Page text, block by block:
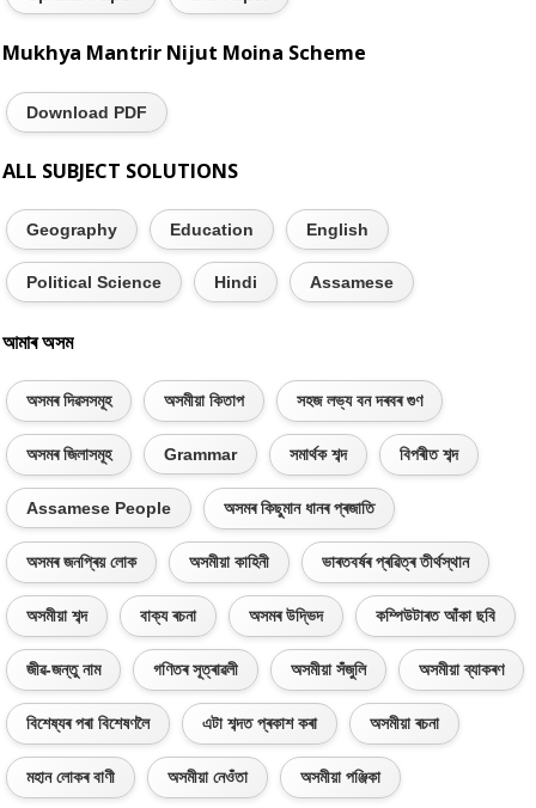
Mukhya Mantrir Nijut Moina Scheme
Download PDF
ALL SUBJECT SOLUTIONS
Geography Education English
Political Science Hindi Assamese
আমাৰ অসম
অসমৰ দিৱসসমূহ অসমীয়া কিতাপ সহজ লভ্য বন দৰবৰ গুণ
অসমৰ জিলাসমূহ Grammar সমাৰ্থক শব্দ বিপৰীত শব্দ
Assamese People অসমৰ কিছুমান ধানৰ প্ৰজাতি
অসমৰ জনপ্ৰিয় লোক অসমীয়া কাহিনী ভাৰতবৰ্ষৰ প্ৰৱিত্ৰ তীৰ্থস্থান
অসমীয়া শব্দ বাক্য ৰচনা অসমৰ উদ্ভিদ কম্পিউটাৰত আঁকা ছবি
জীৱ-জন্তু নাম গণিতৰ সূত্ৰাৱলী অসমীয়া সঁজুলি অসমীয়া ব্যাকৰণ
বিশেষ্যৰ পৰা বিশেষণলৈ এটা শব্দত প্ৰকাশ কৰা অসমীয়া ৰচনা
মহান লোকৰ বাণী অসমীয়া নেওঁতা অসমীয়া পঞ্জিকা